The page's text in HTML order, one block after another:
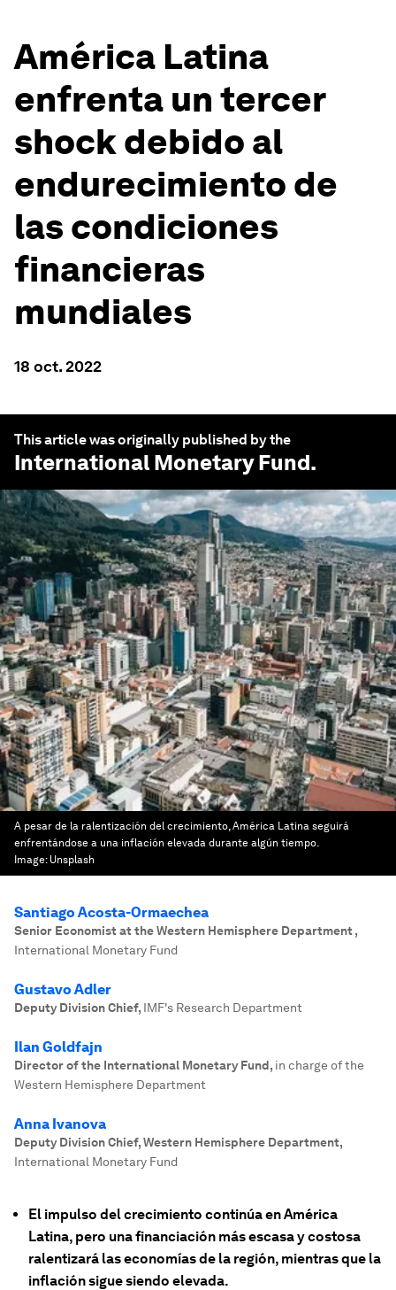
América Latina
enfrenta un tercer
shock debido al
endurecimiento de
las condiciones
financieras
mundiales
18 oct. 2022
This article was originally published by the
International Monetary Fund.
A pesar de la ralentización del crecimiento, América Latina seguirá
enfrentándose a una inflación elevada durante algún tiempo.
Image: Unsplash
Santiago Acosta-Ormaechea
Senior Economist at the Western Hemisphere Department,
International Monetary Fund
Gustavo Adler
Deputy Division Chief, IMF's Research Department
Ilan Goldfajn
Director of the International Monetary Fund, in charge of the
Western Hemisphere Department
Anna Ivanova
Deputy Division Chief, Western Hemisphere Department,
International Monetary Fund
El impulso del crecimiento continúa en América
Latina, pero una financiación más escasa y costosa
ralentizará las economías de la región, mientras que la
inflación sigue siendo elevada.